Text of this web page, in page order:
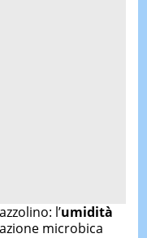
l’umidità
microbica